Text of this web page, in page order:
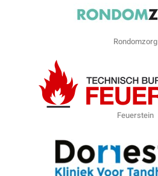
Rondomzorg
Feuerstein